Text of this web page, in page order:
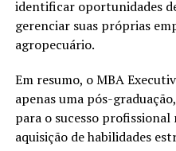
identificar oportunidades
gerenciar suas próprias
agropecuário.
Em resumo, o MBA
apenas uma pós-
para o sucesso profissional
aquisição de habilidades